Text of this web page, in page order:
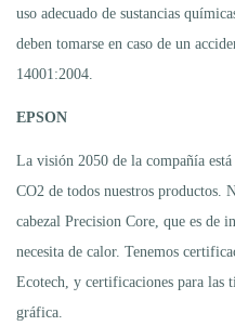
uso adecuado de sustancias
deben tomarse en caso de un
14001:2004.
EPSON
La visión 2050 de la compañía
CO2 de todos nuestros productos.
cabezal Precision Core, que es de
necesita de calor. Tenemos
Ecotech, y certificaciones para las
gráfica.